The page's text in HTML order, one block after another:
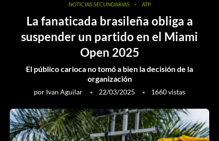
NOTICIAS SECUNDARIAS ATP
La fanaticada brasileña obliga a
suspender un partido en el Miami
Open 2025
El público carioca no tomó a bien la decisión de la
organización
por Ivan Aguilar 22/03/2025 1660vistas